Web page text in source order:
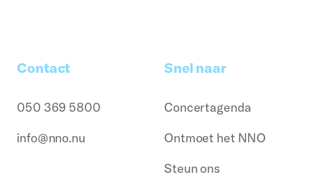
Contact
050 369 5800
info@nno.nu
Snel naar
Concertagenda
Ontmoet het NNO
Steun ons